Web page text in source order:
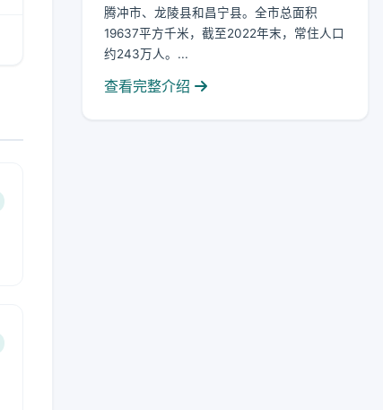
腾冲市、龙陵县和昌宁县。全市总面积
19637平方千米，截至2022年末，常住人口
约243万人。...
查看完整介绍